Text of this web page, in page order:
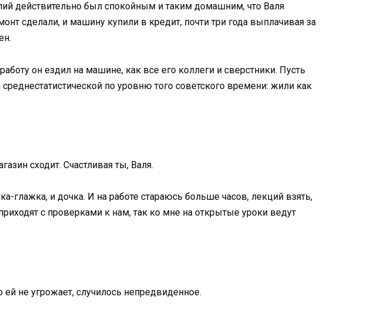
действительно был спокойным и таким домашним, что Валя
сделали, и машину купили в кредит, почти три года выплачивая за
он ездил на машине, как все его коллеги и сверстники. Пусть
по уровню того советского времени: жили как
сходит. Счастливая ты, Валя.
глажка, и дочка. И на работе стараюсь больше часов, лекций взять,
с проверками к нам, так ко мне на открытые уроки ведут
не угрожает, случилось непредвиденное.